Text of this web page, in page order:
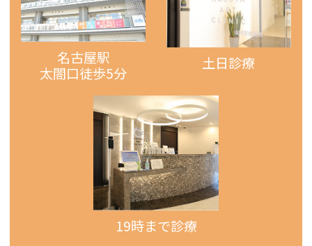
名古屋駅
太閤口徒歩5分
土日診療
19時まで診療